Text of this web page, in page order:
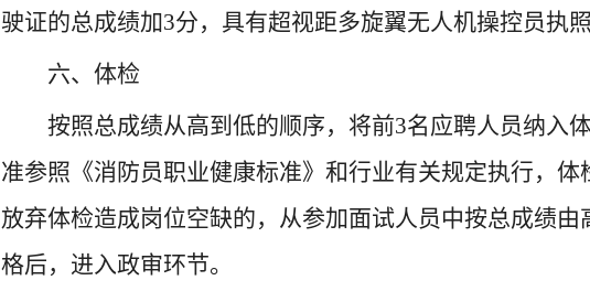
驶证的总成绩加3分，具有超视距多旋翼无人机操控员执
六、体检
按照总成绩从高到低的顺序，将前3名应聘人员纳入
准参照《消防员职业健康标准》和行业有关规定执行，
放弃体检造成岗位空缺的，从参加面试人员中按总成绩
格后，进入政审环节。